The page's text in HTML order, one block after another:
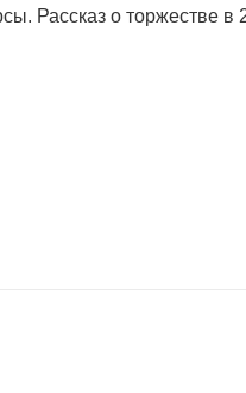
Рассказ о торжестве в